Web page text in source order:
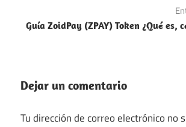
Guía ZoidPay (ZPAY) Token ¿Qué es,
Dejar un comentario
Tu dirección de correo electrónico no